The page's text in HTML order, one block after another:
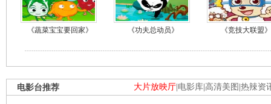
《蔬菜宝宝要回家》 《功夫总动员》 《竞技大联盟》
大片放映厅 电影库 高清美图 热辣资
电影台推荐